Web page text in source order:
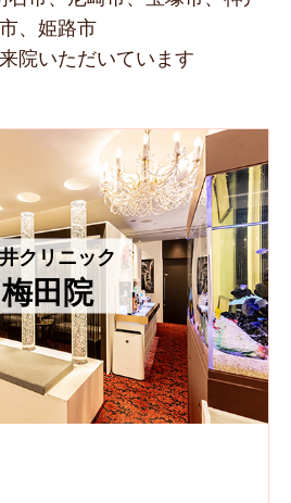
市、姫路市
院いただいています
クリニック
梅田院